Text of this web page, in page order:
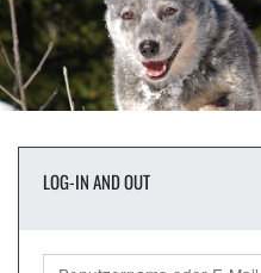
LOG-IN AND OUT